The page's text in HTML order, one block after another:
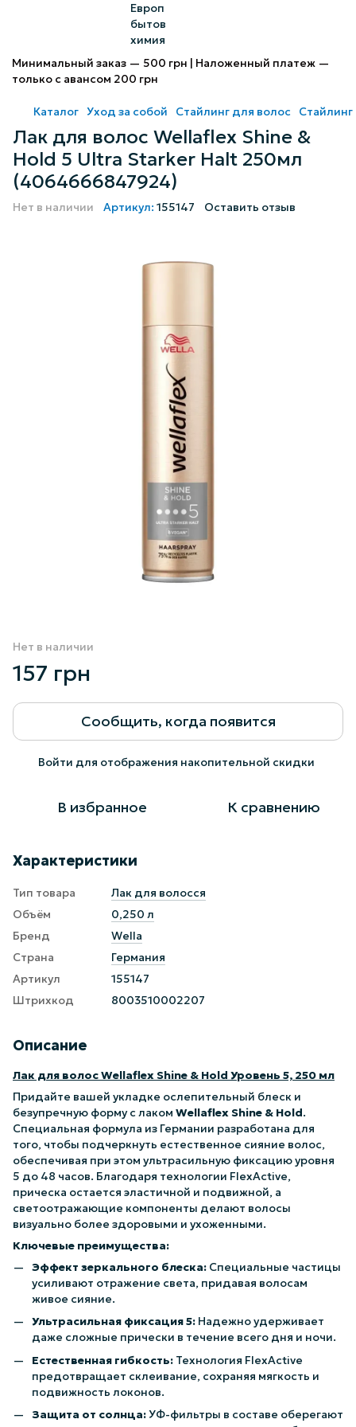
Минимальный заказ — 500 грн | Наложенный платеж —
только с авансом 200 грн
Каталог Уход за собой Стайлинг для волос
Лак для волос Wellaflex Shine &
Hold 5 Ultra Starker Halt 250мл
(4064666847924)
Нет в наличии Артикул: 155147 Оставить отзыв
Нет в наличии
157 грн
Сообщить, когда появится
Войти для отображения накопительной скидки
В избранное К сравнению
Характеристики
Тип товара
Лак для волосся
Объём
0,250 л
Бренд
Wella
Страна
Германия
Артикул
155147
Штрихкод
8003510002207
Описание
Лак для волос Wellaflex Shine & Hold Уровень 5, 250 мл
Придайте вашей укладке ослепительный блеск и
безупречную форму с лаком Wellaflex Shine & Hold.
Специальная формула из Германии разработана для
того, чтобы подчеркнуть естественное сияние волос,
обеспечивая при этом ультрасильную фиксацию уровня
5 до 48 часов. Благодаря технологии FlexActive,
прическа остается эластичной и подвижной, а
светоотражающие компоненты делают волосы
визуально более здоровыми и ухоженными.
Ключевые преимущества:
Эффект зеркального блеска: Специальные частицы
усиливают отражение света, придавая волосам
живое сияние.
Ультрасильная фиксация 5: Надежно удерживает
даже сложные прически в течение всего дня и ночи.
Естественная гибкость: Технология FlexActive
предотвращает склеивание, сохраняя мягкость и
подвижность локонов.
Защита от солнца:УФ-фильтры в составе оберегают